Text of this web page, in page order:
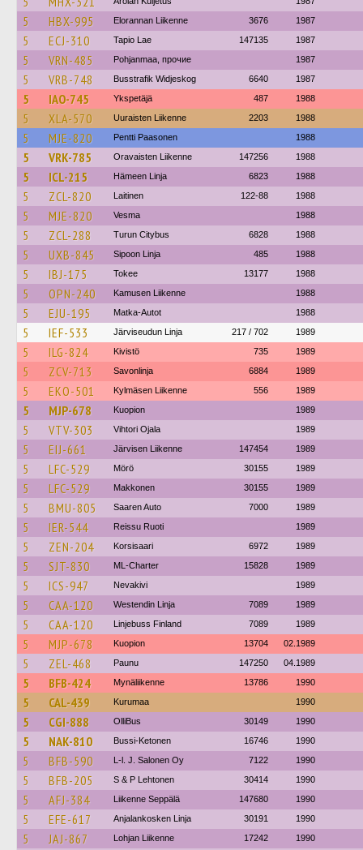
5 HBX-995 Elorannan Liikenne 3676 1987
5 ECJ-310 Tapio Lae 147135 1987
5 VRN-485 Pohjanmaa, прочие 1987
5 VRB-748 Busstrafik Widjeskog 6640 1987
5 IAO-745 Ykspetäjä 487 1988
5 XLA-570 Uuraisten Liikenne 2203 1988
5 MJE-820 Pentti Paasonen 1988
5 VRK-785 Oravaisten Liikenne 147256 1988
5 ICL-215 Hämeen Linja 6823 1988
5 ZCL-820 Laitinen 122-88 1988
5 MJE-820 Vesma 1988
5 ZCL-288 Turun Citybus 6828 1988
5 UXB-845 Sipoon Linja 485 1988
5 IBJ-175 Tokee 13177 1988
5 OPN-240 Kamusen Liikenne 1988
5 EJU-195 Matka-Autot 1988
5 IEF-533 Järviseudun Linja 217 / 702 1989
5 ILG-824 Kivistö 735 1989
5 ZCV-713 Savonlinja 6884 1989
5 EKO-501 Kylmäsen Liikenne 556 1989
5 MJP-678 Kuopion 1989
5 VTV-303 Vihtori Ojala 1989
5 EIJ-661 Järvisen Liikenne 147454 1989
5 LFC-529 Mörö 30155 1989
5 LFC-529 Makkonen 30155 1989
5 BMU-805 Saaren Auto 7000 1989
5 IER-544 Reissu Ruoti 1989
5 ZEN-204 Korsisaari 6972 1989
5 SJT-830 ML-Charter 15828 1989
5 ICS-947 Nevakivi 1989
5 CAA-120 Westendin Linja 7089 1989
5 CAA-120 Linjebuss Finland 7089 1989
5 MJP-678 Kuopion 13704 02.1989
5 ZEL-468 Paunu 147250 04.1989
5 BFB-424 Mynäliikenne 13786 1990
5 CAL-439 Kurumaa 1990
5 CGI-888 OlliBus 30149 1990
5 NAK-810 Bussi-Ketonen 16746 1990
5 BFB-590 L-l. J. Salonen Oy 7122 1990
5 BFB-205 S & P Lehtonen 30414 1990
5 AFJ-384 Liikenne Seppälä 147680 1990
5 EFE-617 Anjalankosken Linja 30191 1990
5 JAJ-867 Lohjan Liikenne 17242 1990